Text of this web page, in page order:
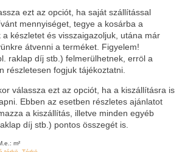
ezt az opciót, ha saját szállítással
mennyiséget, tegye a kosárba a
készletet és visszaigazoljuk, utána már
átvenni a terméket. Figyelem!
raklap díj stb.) felmerülhetnek, erről a
részletesen fogjuk tájékoztatni.
válassza ezt az opciót, ha a kiszállításra is
Ebben az esetben részletes ajánlatot
a kiszállítás, illetve minden egyéb
díj stb.) pontos összegét is.
m²